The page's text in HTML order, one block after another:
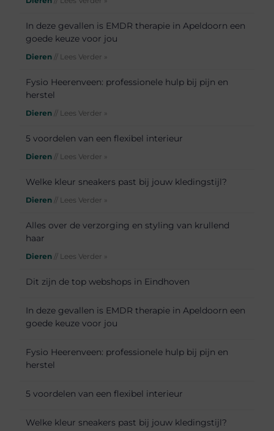
In deze gevallen is EMDR therapie in Apeldoorn een
goede keuze voor jou
Dieren // Lees Verder »
Fysio Heerenveen: professionele hulp bij pijn en
herstel
Dieren // Lees Verder »
5 voordelen van een flexibel interieur
Dieren // Lees Verder »
Welke kleur sneakers past bij jouw kledingstijl?
Dieren // Lees Verder »
Alles over de verzorging en styling van krullend
haar
Dieren // Lees Verder »
Dit zijn de top webshops in Eindhoven
In deze gevallen is EMDR therapie in Apeldoorn een
goede keuze voor jou
Fysio Heerenveen: professionele hulp bij pijn en
herstel
5 voordelen van een flexibel interieur
Welke kleur sneakers past bij jouw kledingstijl?